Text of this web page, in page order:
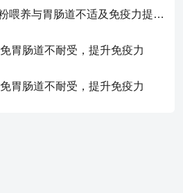
宝宝喂养难题：奶粉喂养与胃肠道不适及免疫力提升的奥秘
胃肠道不耐受，提升免疫力
胃肠道不耐受，提升免疫力